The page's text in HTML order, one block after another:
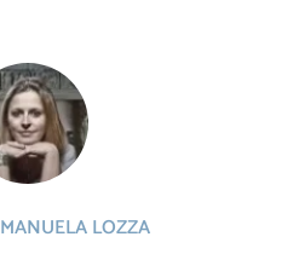
MANUELA LOZZA